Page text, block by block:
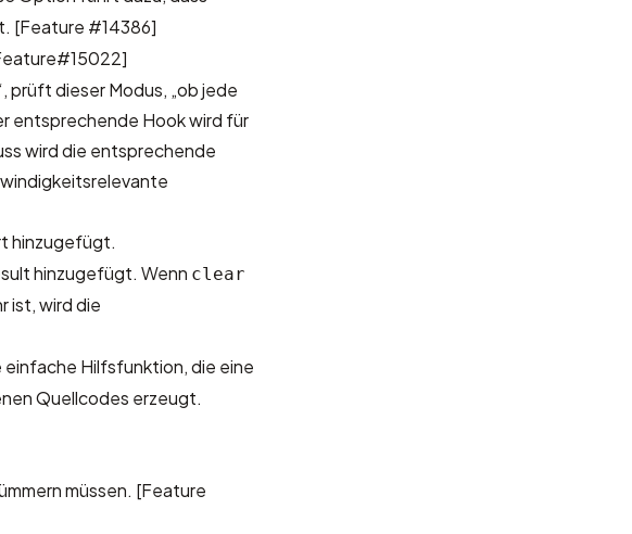
[Feature #14386]
prüft dieser Modus, „ob jede
entsprechende Hook wird für
wird die entsprechende
hinzugefügt.
hinzugefügt. Wenn clear
ist, wird die
Hilfsfunktion, die eine
Quellcodes erzeugt.
müssen. [Feature